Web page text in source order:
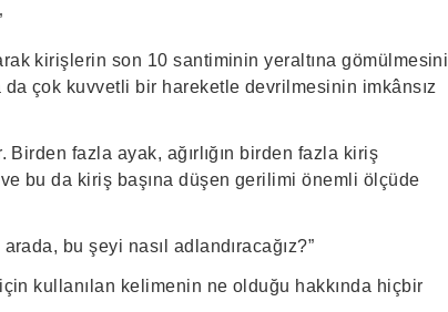
kirişlerin son 10 santiminin yeraltına gömülmesini
çok kuvvetli bir hareketle devrilmesinin imkânsız
fazla ayak, ağırlığın birden fazla kiriş
bu da kiriş başına düşen gerilimi önemli ölçüde
bu şeyi nasıl adlandıracağız?”
kullanılan kelimenin ne olduğu hakkında hiçbir